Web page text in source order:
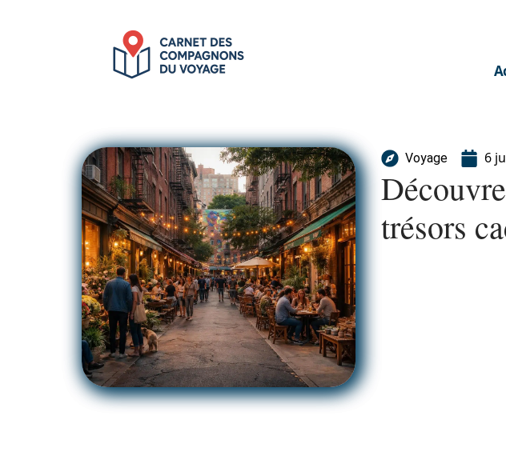
Voyage 6
trésors